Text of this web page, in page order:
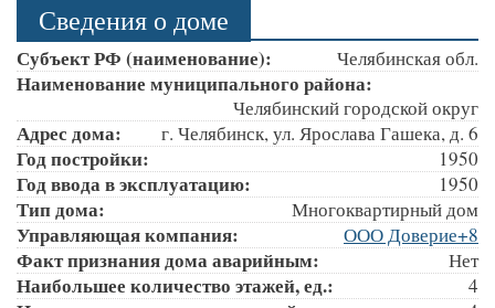
Сведения о доме
Субъект РФ (наименование): Челябинская обл.
Наименование муниципального района:
Челябинский городской округ
Адрес дома: г. Челябинск, ул. Ярослава Гашека, д. 6
Год постройки: 1950
Год ввода в эксплуатацию: 1950
Тип дома: Многоквартирный дом
Управляющая компания: ООО Доверие+8
Факт признания дома аварийным: Нет
Наибольшее количество этажей, ед.: 4